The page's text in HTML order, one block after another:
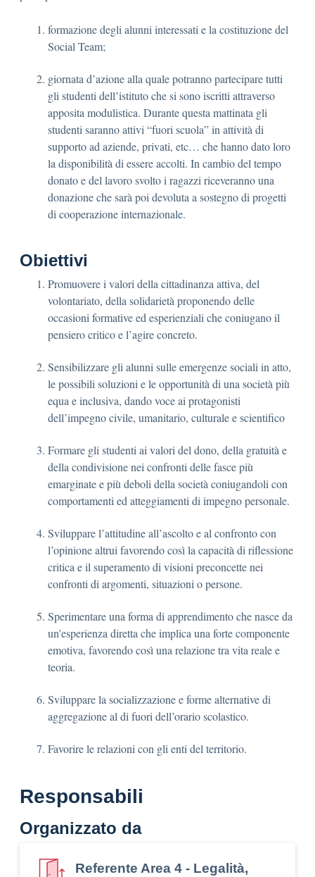
formazione degli alunni interessati e la costituzione del
Social Team;
giornata d’azione alla quale potranno partecipare tutti
gli studenti dell’istituto che si sono iscritti attraverso
apposita modulistica. Durante questa mattinata gli
studenti saranno attivi “fuori scuola” in attività di
supporto ad aziende, privati, etc… che hanno dato loro
la disponibilità di essere accolti. In cambio del tempo
donato e del lavoro svolto i ragazzi riceveranno una
donazione che sarà poi devoluta a sostegno di progetti
di cooperazione internazionale.
Obiettivi
Promuovere i valori della cittadinanza attiva, del
volontariato, della solidarietà proponendo delle
occasioni formative ed esperienziali che coniugano il
pensiero critico e l’agire concreto.
Sensibilizzare gli alunni sulle emergenze sociali in atto,
le possibili soluzioni e le opportunità di una società più
equa e inclusiva, dando voce ai protagonisti
dell’impegno civile, umanitario, culturale e scientifico
Formare gli studenti ai valori del dono, della gratuità e
della condivisione nei confronti delle fasce più
emarginate e più deboli della società coniugandoli con
comportamenti ed atteggiamenti di impegno personale.
Sviluppare l’attitudine all’ascolto e al confronto con
l’opinione altrui favorendo così la capacità di riflessione
critica e il superamento di visioni preconcette nei
confronti di argomenti, situazioni o persone.
Sperimentare una forma di apprendimento che nasce da
un'esperienza diretta che implica una forte componente
emotiva, favorendo così una relazione tra vita reale e
teoria.
Sviluppare la socializzazione e forme alternative di
aggregazione al di fuori dell’orario scolastico.
Favorire le relazioni con gli enti del territorio.
Responsabili
Organizzato da
Referente Area 4 - Legalità,